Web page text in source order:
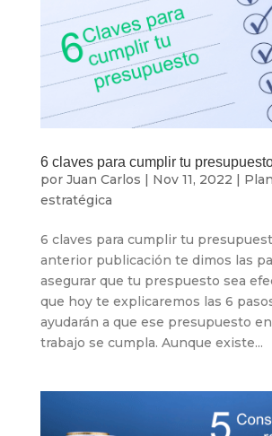
6 claves para cumplir tu
por Juan Carlos | Nov 11, 2022 |
estratégica
6 claves para cumplir tu
anterior publicación te dimos las
asegurar que tu prespuesto sea
que hoy te explicaremos las 6
ayudarán a que ese presupuesto
trabajo se cumpla. Aunque existe...